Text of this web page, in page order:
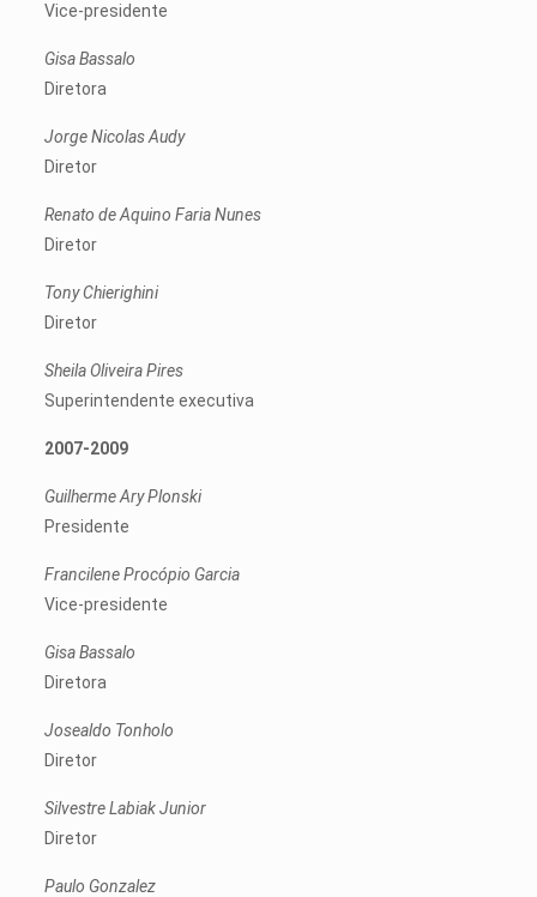
Vice-presidente
Gisa Bassalo
Diretora
Jorge Nicolas Audy
Diretor
Renato de Aquino Faria Nunes
Diretor
Tony Chierighini
Diretor
Sheila Oliveira Pires
Superintendente executiva
2007-2009
Guilherme Ary Plonski
Presidente
Francilene Procópio Garcia
Vice-presidente
Gisa Bassalo
Diretora
Josealdo Tonholo
Diretor
Silvestre Labiak Junior
Diretor
Paulo Gonzalez